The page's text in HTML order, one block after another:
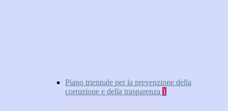
Piano triennale per la prevenzione della
corruzione e della trasparenza 1